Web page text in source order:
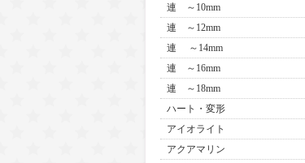
連 ～10mm
連 ～12mm
連 ～14mm
連 ～16mm
連 ～18mm
ハート・変形
アイオライト
アクアマリン